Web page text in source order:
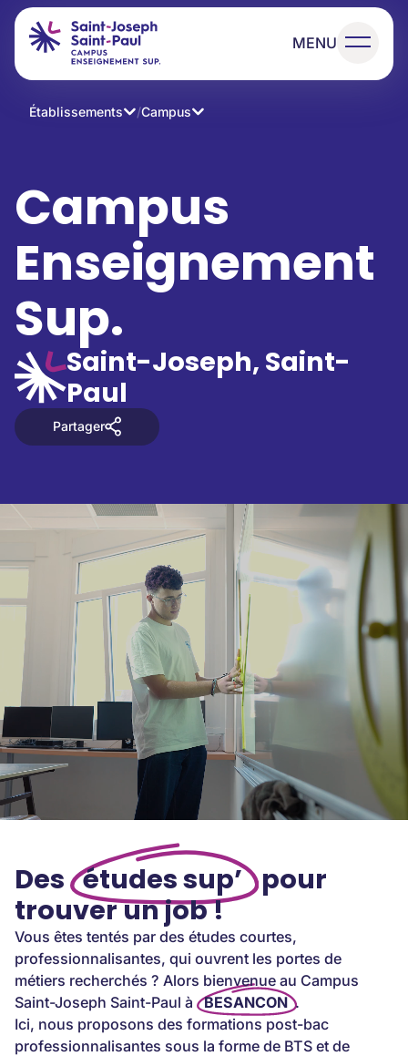
MENU
Établissements /Campus
Campus
Enseignement
Sup.
Saint-Joseph, Saint-
Paul
Partager
Partager
Des études sup’ pour
trouver un job !
Vous êtes tentés par des études courtes,
professionnalisantes, qui ouvrent les portes de
métiers recherchés ? Alors bienvenue au Campus
Saint-Joseph Saint-Paul à
BESANCON .
Ici, nous proposons des formations post-bac
professionnalisantes sous la forme de BTS et de